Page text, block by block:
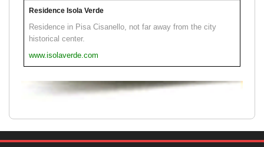
Residence Isola Verde
Residence in Pisa Cisanello, not far away from the city
historical center.
www.isolaverde.com